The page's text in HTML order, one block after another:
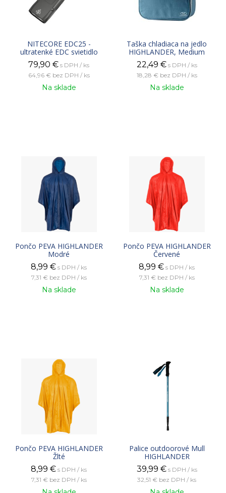
NITECORE EDC25 -
ultratenké EDC svietidlo
79,90 € s DPH / ks
64,96 € bez DPH / ks
Na sklade
Taška chladiaca na jedlo
HIGHLANDER, Medium
22,49 € s DPH / ks
18,28 € bez DPH / ks
Na sklade
Pončo PEVA HIGHLANDER
Modré
8,99 € s DPH / ks
7,31 € bez DPH / ks
Na sklade
Pončo PEVA HIGHLANDER
Červené
8,99 € s DPH / ks
7,31 € bez DPH / ks
Na sklade
Pončo PEVA HIGHLANDER
Žlté
8,99 € s DPH / ks
7,31 € bez DPH / ks
Palice outdoorové Mull
HIGHLANDER
39,99 € s DPH / ks
32,51 € bez DPH / ks